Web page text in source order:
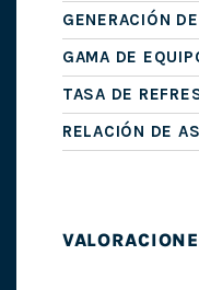
GENERACIÓN
GAMA DE
TASA DE
RELACIÓN DE